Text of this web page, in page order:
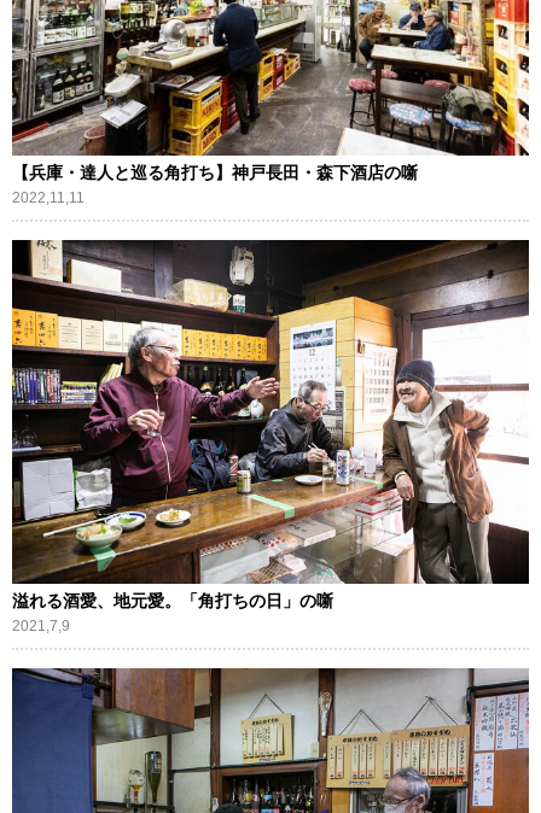
【兵庫・達人と巡る角打ち】神戸長田・森下酒店の噺
2022,11,11
溢れる酒愛、地元愛。「角打ちの日」の噺
2021,7,9